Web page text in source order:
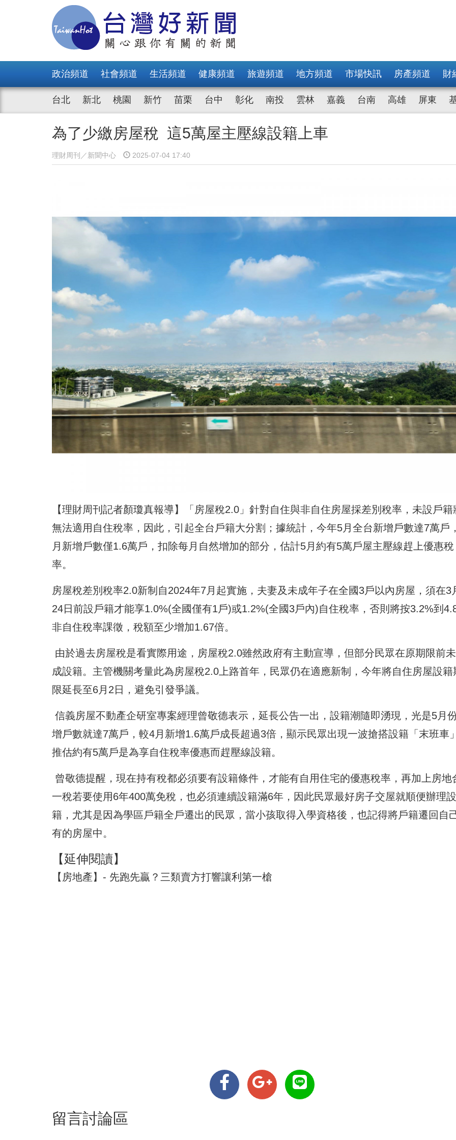
政治頻道 社會頻道 生活頻道 健康頻道 旅遊頻道 地方頻道 市場快訊 房產頻道 財
台北 新北 桃園 新竹 苗栗 台中 彰化 南投 雲林 嘉義 台南 高雄 屏東
為了少繳房屋稅 這5萬屋主壓線設籍上車
理財周刊／新聞中心 2025-07-04 17:40
【理財周刊記者顏瓊真報導】「房屋稅2.0」針對自住與非自住房屋採差別稅率，未設戶籍
無法適用自住稅率，因此，引起全台戶籍大分割；據統計，今年5月全台新增戶數達7萬戶
月新增戶數僅1.6萬戶，扣除每月自然增加的部分，估計5月約有5萬戶屋主壓線趕上優惠稅
率。
房屋稅差別稅率2.0新制自2024年7月起實施，夫妻及未成年子在全國3戶以內房屋，須在3
24日前設戶籍才能享1.0%(全國僅有1戶)或1.2%(全國3戶內)自住稅率，否則將按3.2%到
非自住稅率課徵，稅額至少增加1.67倍。
由於過去房屋稅是看實際用途，房屋稅2.0雖然政府有主動宣導，但部分民眾在原期限前
成設籍。主管機關考量此為房屋稅2.0上路首年，民眾仍在適應新制，今年將自住房屋設籍
限延長至6月2日，避免引發爭議。
信義房屋不動產企研室專案經理曾敬德表示，延長公告一出，設籍潮隨即湧現，光是5月
增戶數就達7萬戶，較4月新增1.6萬戶成長超過3倍，顯示民眾出現一波搶搭設籍「末班車
推估約有5萬戶是為享自住稅率優惠而趕壓線設籍。
曾敬德提醒，現在持有稅都必須要有設籍條件，才能有自用住宅的優惠稅率，再加上房地
一稅若要使用6年400萬免稅，也必須連續設籍滿6年，因此民眾最好房子交屋就順便辦理設
籍，尤其是因為學區戶籍全戶遷出的民眾，當小孩取得入學資格後，也記得將戶籍遷回自
有的房屋中。
【延伸閱讀】
【房地產】- 先跑先贏？三類賣方打響讓利第一槍
留言討論區